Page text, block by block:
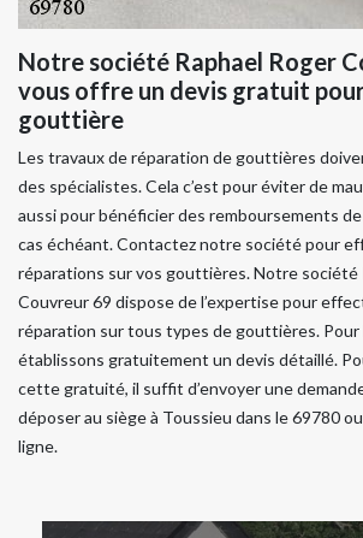
Notre société Raphael Roger
vous offre un devis gratuit
gouttière
Les travaux de réparation de gouttières
des spécialistes. Cela c’est pour éviter de
aussi pour bénéficier des remboursements
cas échéant. Contactez notre société pour
réparations sur vos gouttières. Notre société
Couvreur 69 dispose de l’expertise pour
réparation sur tous types de gouttières. Pour
établissons gratuitement un devis détaillé.
cette gratuité, il suffit d’envoyer une
déposer au siège à Toussieu dans le 69780
ligne.